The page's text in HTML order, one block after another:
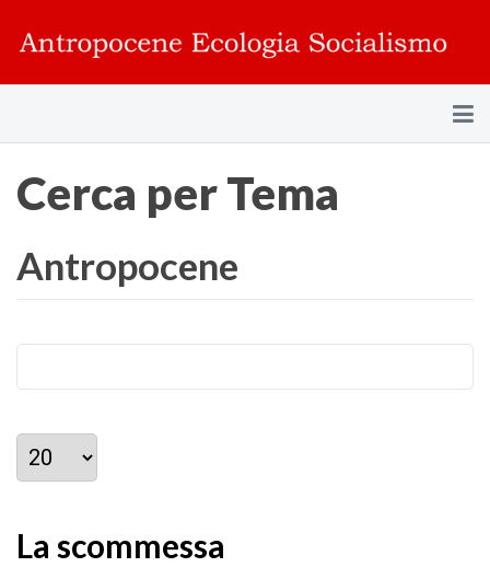
Cerca per Tema
Antropocene
Visualizza #
La scommessa